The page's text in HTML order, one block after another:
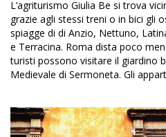
Percorsi naturalistici
Percorsi transumanza
Percorso natura
PET Therapy
L’agriturismo Giulia Be si trova
grazie agli stessi treni o in bici gli
spiagge di di Anzio, Nettuno,
e Terracina. Roma dista poco
turisti possono visitare il giardino
Medievale di Sermoneta. Gli